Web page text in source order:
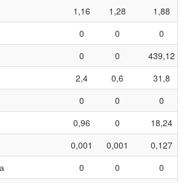
1,16 1,28
1,88
0 0
0
0 0
439,12
2,4 0,6
31,8
0 0
0
0,96 0
18,24
0,001 0,001
0,127
0 0
0